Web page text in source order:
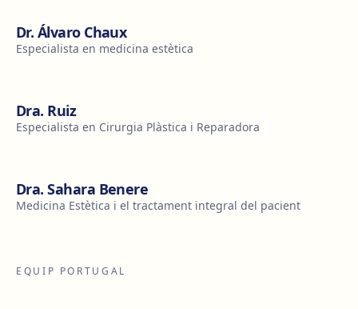
Dr. Álvaro Chaux
Especialista en medicina estètica
Dra. Ruiz
Especialista en Cirurgia Plàstica i Reparadora
Dra. Sahara Benere
Medicina Estètica i el tractament integral del pacient
EQUIP PORTUGAL